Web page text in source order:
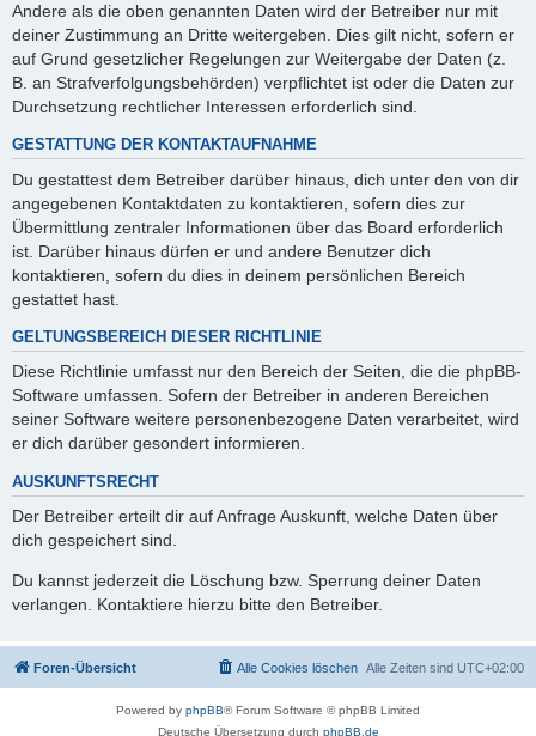
Andere als die oben genannten Daten wird der Betreiber nur mit
deiner Zustimmung an Dritte weitergeben. Dies gilt nicht, sofern er
auf Grund gesetzlicher Regelungen zur Weitergabe der Daten (z.
B. an Strafverfolgungsbehörden) verpflichtet ist oder die Daten zur
Durchsetzung rechtlicher Interessen erforderlich sind.
GESTATTUNG DER KONTAKTAUFNAHME
Du gestattest dem Betreiber darüber hinaus, dich unter den von dir
angegebenen Kontaktdaten zu kontaktieren, sofern dies zur
Übermittlung zentraler Informationen über das Board erforderlich
ist. Darüber hinaus dürfen er und andere Benutzer dich
kontaktieren, sofern du dies in deinem persönlichen Bereich
gestattet hast.
GELTUNGSBEREICH DIESER RICHTLINIE
Diese Richtlinie umfasst nur den Bereich der Seiten, die die phpBB-
Software umfassen. Sofern der Betreiber in anderen Bereichen
seiner Software weitere personenbezogene Daten verarbeitet, wird
er dich darüber gesondert informieren.
AUSKUNFTSRECHT
Der Betreiber erteilt dir auf Anfrage Auskunft, welche Daten über
dich gespeichert sind.
Du kannst jederzeit die Löschung bzw. Sperrung deiner Daten
verlangen. Kontaktiere hierzu bitte den Betreiber.
Foren-Übersicht Alle Zeiten sind UTC+02:00
Alle Cookies löschen
Powered by phpBB® Forum Software © phpBB Limited
Deutsche Übersetzung durch phpBB.de